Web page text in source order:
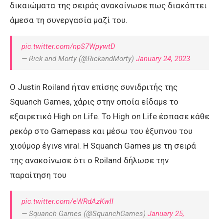
δικαιώματα της σειράς ανακοίνωσε πως διακόπτει
άμεσα τη συνεργασία μαζί του.
pic.twitter.com/npS7WpywtD
— Rick and Morty (@RickandMorty) January 24, 2023
O Justin Roiland ήταν επίσης συνιδριτής της
Squanch Games, χάρις στην οποία είδαμε το
εξαιρετικό High on Life. Το High on Life έσπασε κάθε
ρεκόρ στο Gamepass και μέσω του έξυπνου του
χιούμορ έγινε viral. H Squanch Games με τη σειρά
της ανακοίνωσε ότι ο Roiland δήλωσε την
παραίτηση του
pic.twitter.com/eWRdAzKwlI
— Squanch Games (@SquanchGames) January 25,